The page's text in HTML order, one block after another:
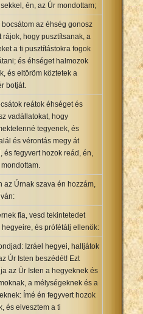
én, az Úr mondottam;
bocsátom az éhség gonosz
rájok, hogy pusztítsanak, a
a ti pusztítástokra fogok
és éhséget halmozok
és eltöröm köztetek a
botját.
reátok éhséget és
vadállatokat, hogy
tegyenek, és
és vérontás megy át
és fegyvert hozok reád, én,
az Úrnak szava én hozzám,
fia, vesd tekintetedet
hegyeire, és prófétálj ellenök:
Izráel hegyei, halljátok
Úr Isten beszédét! Ezt
az Úr Isten a hegyeknek és
a mélységeknek és a
Ímé én fegyvert hozok
és elvesztem a ti